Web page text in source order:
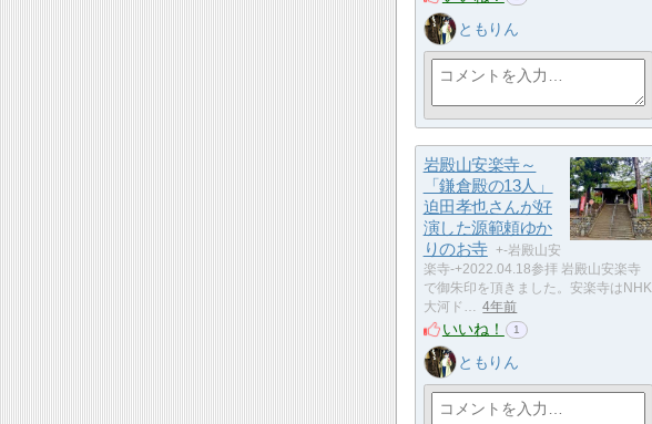
ともりん
岩殿山安楽寺～
「鎌倉殿の13人」
迫田孝也さんが好
演した源範頼ゆか
りのお寺
+-岩殿山安
楽寺-+2022.04.18参拝 岩殿山安楽寺
で御朱印を頂きました。安楽寺はNHK
大河ド…
4年前
いいね！ 1
ともりん